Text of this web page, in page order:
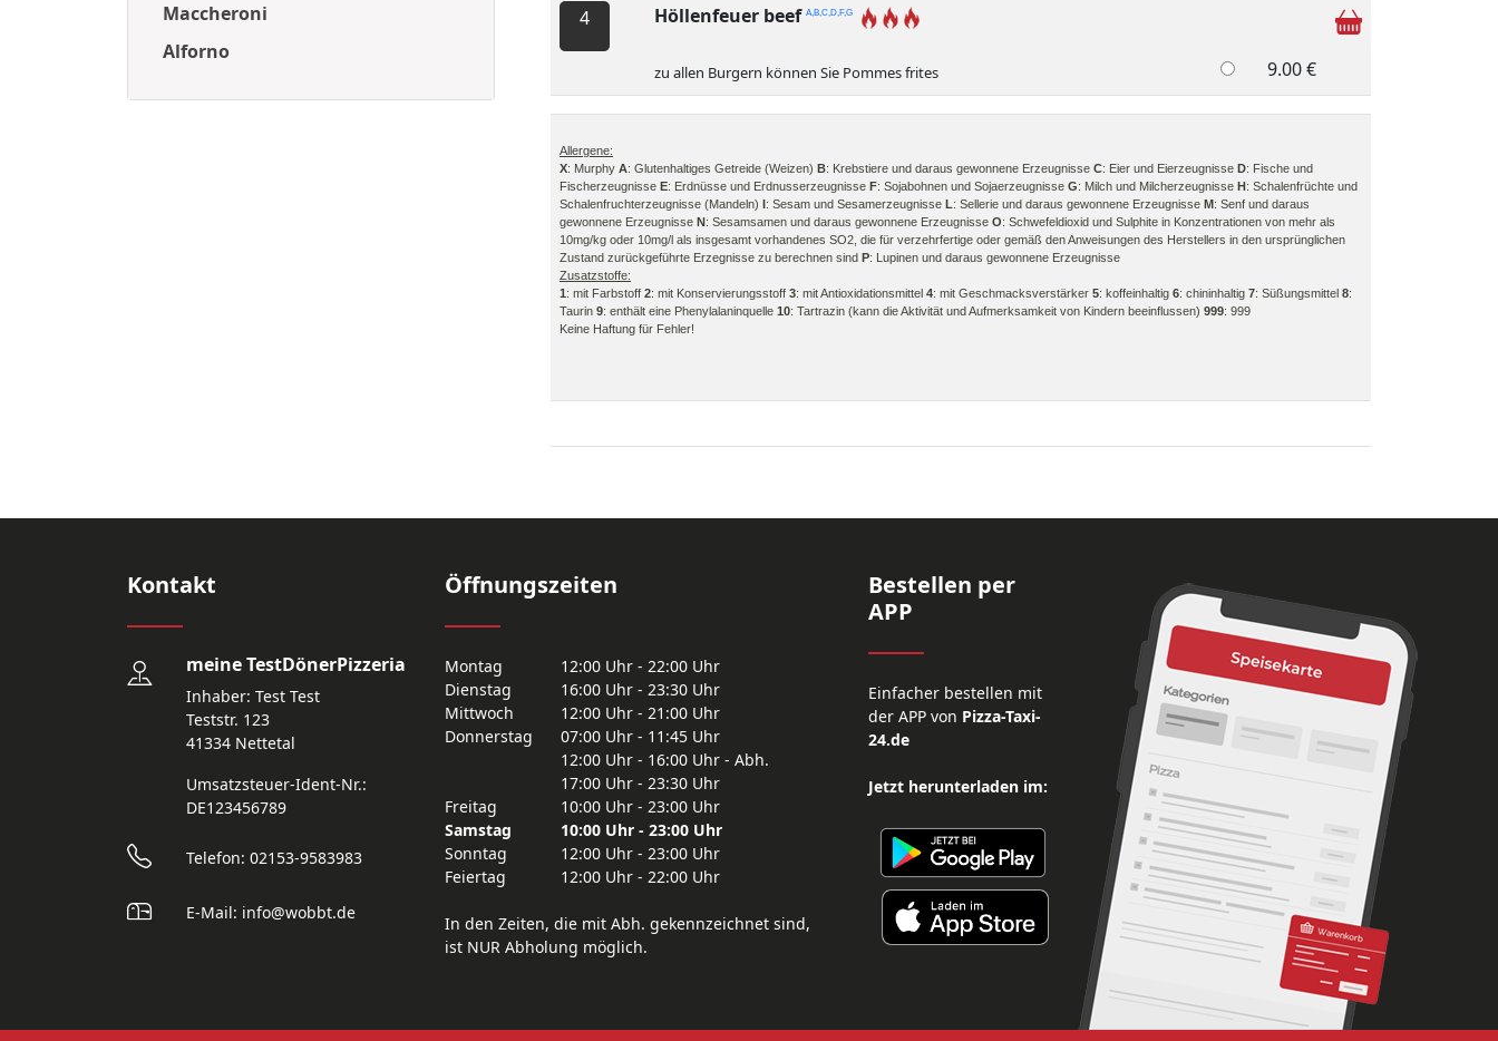
Maccheroni
Alforno
4 Höllenfeuer beef A,B,C,D,F,G
zu allen Burgern können Sie Pommes frites 9.00 €
Allergene:
X: Murphy A: Glutenhaltiges Getreide (Weizen) B: Krebstiere und daraus gewonnene Erzeugnisse C: Eier und Eierzeugnisse D: Fische und
Fischerzeugnisse E: Erdnüsse und Erdnusserzeugnisse F: Sojabohnen und Sojaerzeugnisse G: Milch und Milcherzeugnisse H: Schalenfrüchte und
Schalenfruchterzeugnisse (Mandeln) I: Sesam und Sesamerzeugnisse L: Sellerie und daraus gewonnene Erzeugnisse M: Senf und daraus
gewonnene Erzeugnisse N: Sesamsamen und daraus gewonnene Erzeugnisse O: Schwefeldioxid und Sulphite in Konzentrationen von mehr als
10mg/kg oder 10mg/l als insgesamt vorhandenes SO2, die für verzehrfertige oder gemäß den Anweisungen des Herstellers in den ursprünglichen
Zustand zurückgeführte Erzegnisse zu berechnen sind P: Lupinen und daraus gewonnene Erzeugnisse
Zusatzstoffe:
1: mit Farbstoff 2: mit Konservierungsstoff 3: mit Antioxidationsmittel 4: mit Geschmacksverstärker 5: koffeinhaltig 6: chininhaltig 7: Süßungsmittel 8:
Taurin 9: enthält eine Phenylalaninquelle 10: Tartrazin (kann die Aktivität und Aufmerksamkeit von Kindern beeinflussen) 999: 999
Keine Haftung für Fehler!
Kontakt
meine TestDönerPizzeria
Inhaber: Test Test
Teststr. 123
41334 Nettetal
Umsatzsteuer-Ident-Nr.:
DE123456789
Telefon: 02153-9583983
E-Mail: info@wobbt.de
Öffnungszeiten
Montag
12:00 Uhr - 22:00 Uhr
Dienstag
16:00 Uhr - 23:30 Uhr
Mittwoch
12:00 Uhr - 21:00 Uhr
Donnerstag
07:00 Uhr - 11:45 Uhr
12:00 Uhr - 16:00 Uhr - Abh.
17:00 Uhr - 23:30 Uhr
Freitag
10:00 Uhr - 23:00 Uhr
Samstag
10:00 Uhr - 23:00 Uhr
Sonntag
12:00 Uhr - 23:00 Uhr
Feiertag
12:00 Uhr - 22:00 Uhr
In den Zeiten, die mit Abh. gekennzeichnet sind,
ist NUR Abholung möglich.
Bestellen per
APP
Einfacher bestellen mit
der APP von Pizza-Taxi-
24.de
Jetzt herunterladen im: